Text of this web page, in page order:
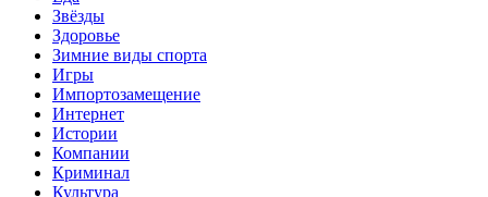
Звёзды
Здоровье
Зимние виды спорта
Игры
Импортозамещение
Интернет
Истории
Компании
Криминал
Культура